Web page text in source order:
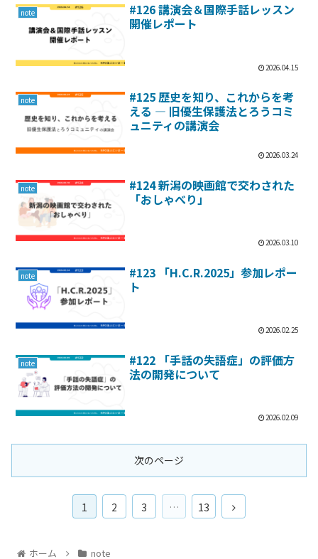
note
#126 講演会＆国際手話レッスン
開催レポート
2026.04.15
note
#125 歴史を知り、これからを考
える ― 旧優生保護法とろうコミ
ュニティの講演会
2026.03.24
note
#124 新潟の映画館で交わされた
「おしゃべり」
2026.03.10
note
#123 「H.C.R.2025」参加レポー
ト
2026.02.25
note
#122 「手話の失語症」の評価方
法の開発について
2026.02.09
次のページ
1 2 3 … 13
ホーム note